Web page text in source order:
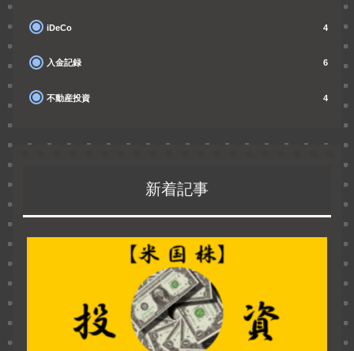
iDeCo 4
入金記録 6
不動産投資 4
新着記事